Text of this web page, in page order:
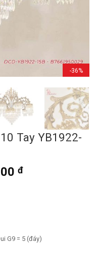
-36%
Tay YB1922-
đ
G9 = 5 (đáy)